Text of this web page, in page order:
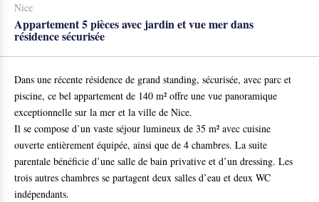
Nice
Appartement 5 pièces avec jardin et vue mer dans
résidence sécurisée
Dans une récente résidence de grand standing, sécurisée, avec parc et
piscine, ce bel appartement de 140 m² offre une vue panoramique
exceptionnelle sur la mer et la ville de Nice.
Il se compose d’un vaste séjour lumineux de 35 m² avec cuisine
ouverte entièrement équipée, ainsi que de 4 chambres. La suite
parentale bénéficie d’une salle de bain privative et d’un dressing. Les
trois autres chambres se partagent deux salles d’eau et deux WC
indépendants.